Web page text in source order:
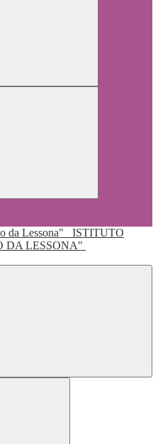
ISTITUTO
DA LESSONA"